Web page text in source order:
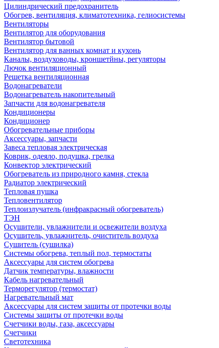
Цилиндрический предохранитель
Обогрев, вентиляция, климатотехника, гелиосистемы
Вентиляторы
Вентилятор для оборудования
Вентилятор бытовой
Вентилятор для ванных комнат и кухонь
Каналы, воздуховоды, кроншетйны, регуляторы
Лючок вентиляционный
Решетка вентиляционная
Водонагреватели
Водонагреватель накопительный
Запчасти для водонагревателя
Кондиционеры
Кондиционер
Обогревательные приборы
Аксессуары, запчасти
Завеса тепловая электрическая
Коврик, одеяло, подушка, грелка
Конвектор электрический
Обогреватель из природного камня, стекла
Радиатор электрический
Тепловая пушка
Тепловентилятор
Теплоизлучатель (инфракрасный обогреватель)
ТЭН
Осушители, увлажнители и освежители воздуха
Осушитель, увлажнитель, очиститель воздуха
Сушитель (сушилка)
Системы обогрева, теплый пол, термостаты
Аксессуары для систем обогрева
Датчик температуры, влажности
Кабель нагревательный
Терморегулятор (термостат)
Нагревательный мат
Аксессуары для систем защиты от протечки воды
Системы защиты от протечки воды
Счетчики воды, газа, аксессуары
Счетчики
Светотехника